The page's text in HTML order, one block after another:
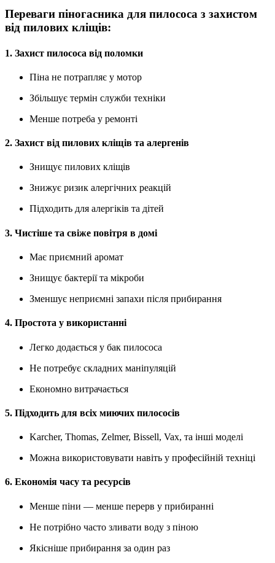
Переваги піногасника для пилососа з захистом
від пилових кліщів:
1. Захист пилососа від поломки
Піна не потрапляє у мотор
Збільшує термін служби техніки
Менше потреба у ремонті
2. Захист від пилових кліщів та алергенів
Знищує пилових кліщів
Знижує ризик алергічних реакцій
Підходить для алергіків та дітей
3. Чистіше та свіже повітря в домі
Має приємний аромат
Знищує бактерії та мікроби
Зменшує неприємні запахи після прибирання
4. Простота у використанні
Легко додається у бак пилососа
Не потребує складних маніпуляцій
Економно витрачається
5. Підходить для всіх миючих пилососів
Karcher, Thomas, Zelmer, Bissell, Vax, та інші моделі
Можна використовувати навіть у професійній техніці
6. Економія часу та ресурсів
Менше піни — менше перерв у прибиранні
Не потрібно часто зливати воду з піною
Якісніше прибирання за один раз